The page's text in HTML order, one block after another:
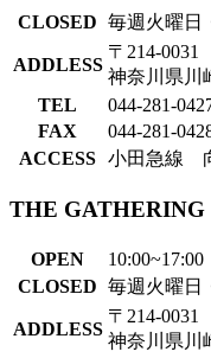
CLOSED 毎週火曜日
ADDLESS
〒214-0031
神奈川県川
TEL
044-281-
FAX
044-281-
ACCESS 小田急線
THE GATHERING
OPEN
10:00~17:00
CLOSED 毎週火曜日
ADDLESS
〒214-0031
神奈川県川